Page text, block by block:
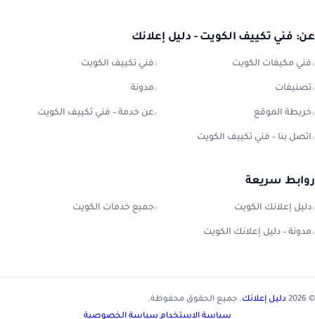
عن: فني تكييف الكويت - دليل إعلانك
فني مكيفات الكويت فني تكييف الكويت
تصنيفات مدونة
خريطة الموقع عن خدمة – فني تكييف الكويت
اتصل بنا – فني تكييف الكويت
روابط سريعة
دليل إعلانك الكويت جميع خدمات الكويت
مدونة – دليل إعلانك الكويت
© 2026 دليل إعلانك. جميع الحقوق محفوظة.
سياسة الاستخدام سياسة الخصوصية